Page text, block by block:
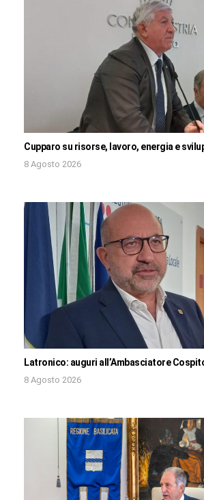
Cupparo su risorse, lavoro, energia e
8 Agosto 2026
Latronico: auguri all’Ambasciatore
8 Agosto 2026